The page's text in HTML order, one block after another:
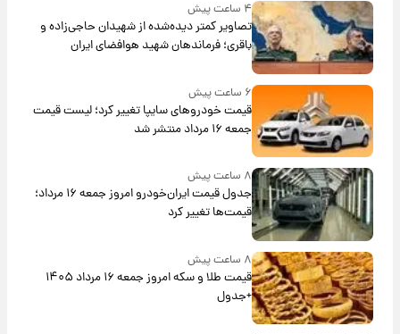
۴ ساعت پیش
تصاویر کمتر دیده‌شده از شهیدان حاجی‌زاده و
باقری؛ فرماندهان شهید هوافضای ایران
۶ ساعت پیش
قیمت خودروهای سایپا تغییر کرد؛ لیست قیمت
جمعه ۱۶ مرداد منتشر شد
۸ ساعت پیش
جدول قیمت ایران‌خودرو امروز جمعه ۱۶ مرداد؛
قیمت‌ها تغییر کرد
۸ ساعت پیش
قیمت طلا و سکه امروز جمعه ۱۶ مرداد ۱۴۰۵
+جدول